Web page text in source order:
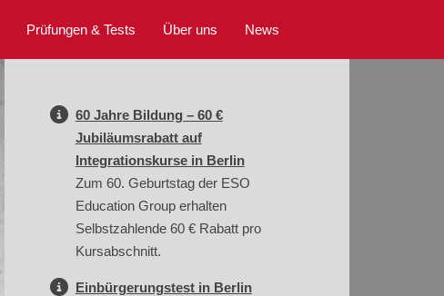
Prüfungen & Tests Über uns News
60 Jahre Bildung – 60 €
Jubiläumsrabatt auf
Integrationskurse in Berlin
Zum 60. Geburtstag der ESO
Education Group erhalten
Selbstzahlende 60 € Rabatt pro
Kursabschnitt.
Einbürgerungstest in Berlin